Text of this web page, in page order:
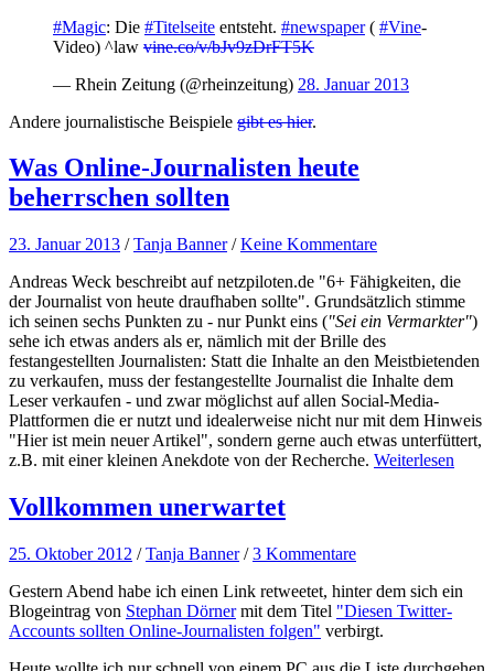
#Magic: Die #Titelseite entsteht. #newspaper( #Vine-
Video) ^law vine.co/v/bJv9zDrFT5K
— Rhein Zeitung (@rheinzeitung) 28. Januar 2013
Andere journalistische Beispiele gibt es hier.
Was Online-Journalisten heute
beherrschen sollten
23. Januar 2013 /Tanja Banner /Keine Kommentare
Andreas Weck beschreibt auf netzpiloten.de "6+ Fähigkeiten, die
der Journalist von heute draufhaben sollte". Grundsätzlich stimme
ich seinen sechs Punkten zu - nur Punkt eins ("Sei ein Vermarkter")
sehe ich etwas anders als er, nämlich mit der Brille des
festangestellten Journalisten: Statt die Inhalte an den Meistbietenden
zu verkaufen, muss der festangestellte Journalist die Inhalte dem
Leser verkaufen - und zwar möglichst auf allen Social-Media-
Plattformen die er nutzt und idealerweise nicht nur mit dem Hinweis
"Hier ist mein neuer Artikel", sondern gerne auch etwas unterfüttert,
z.B. mit einer kleinen Anekdote von der Recherche. Weiterlesen
Vollkommen unerwartet
25. Oktober 2012 /Tanja Banner /3 Kommentare
Gestern Abend habe ich einen Link retweetet, hinter dem sich ein
Blogeintrag von Stephan Dörnermit dem Titel "Diesen Twitter-
Accounts sollten Online-Journalisten folgen" verbirgt.